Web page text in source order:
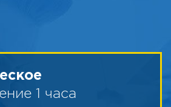
1 часа